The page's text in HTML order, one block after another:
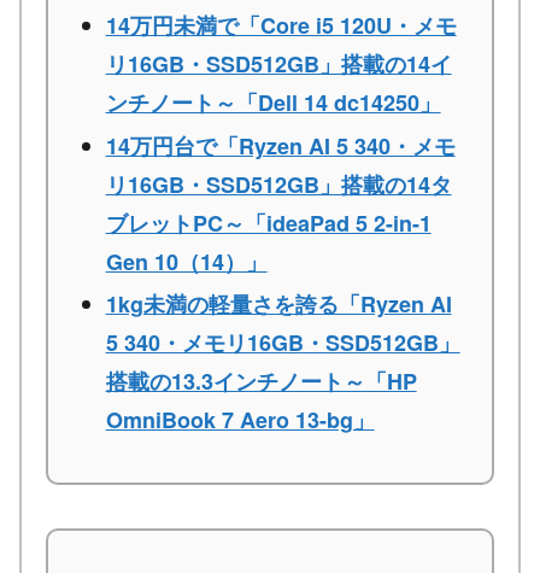
14万円未満で「Core i5 120U・メモ
リ16GB・SSD512GB」搭載の14イ
ンチノート～「Dell 14 dc14250」
14万円台で「Ryzen AI 5 340・メモ
リ16GB・SSD512GB」搭載の14タ
ブレットPC～「ideaPad 5 2-in-1
Gen 10（14）」
1kg未満の軽量さを誇る「Ryzen AI
5 340・メモリ16GB・SSD512GB」
搭載の13.3インチノート～「HP
OmniBook 7 Aero 13-bg」